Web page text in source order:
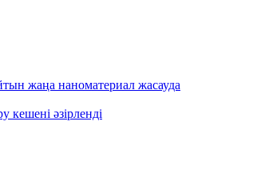
жаңа наноматериал жасауда
кешені әзірленді